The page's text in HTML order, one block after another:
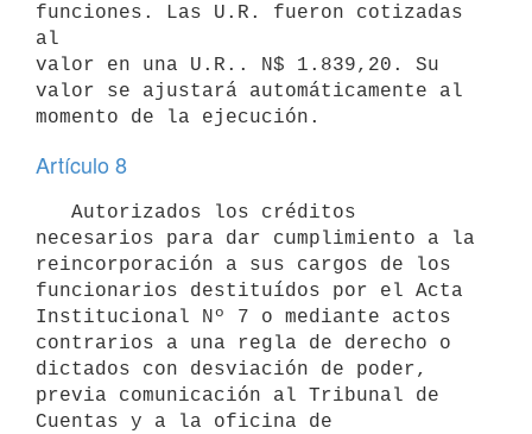
funciones. Las U.R. fueron cotizadas
al
valor en una U.R.. N$ 1.839,20. Su
valor se ajustará automáticamente al
momento de la ejecución.
Artículo 8
necesarios para dar cumplimiento a la
reincorporación a sus cargos de los
funcionarios destituídos por el Acta
Institucional Nº 7 o mediante actos
contrarios a una regla de derecho o
dictados con desviación de poder,
previa comunicación al Tribunal de
Cuentas y a la oficina de